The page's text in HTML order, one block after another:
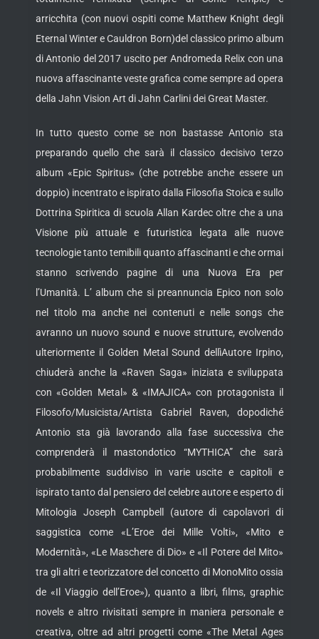
arricchita (con nuovi ospiti come Matthew Knight degli
Eternal Winter e Cauldron Born)del classico primo album
di Antonio del 2017 uscito per Andromeda Relix con una
nuova affascinante veste grafica come sempre ad opera
della Jahn Vision Art di Jahn Carlini dei Great Master.
In tutto questo come se non bastasse Antonio sta
preparando quello che sarà il classico decisivo terzo
album «Epic Spiritus» (che potrebbe anche essere un
doppio) incentrato e ispirato dalla Filosofia Stoica e sullo
Dottrina Spiritica di scuola Allan Kardec oltre che a una
Visione più attuale e futuristica legata alle nuove
tecnologie tanto temibili quanto affascinanti e che ormai
stanno scrivendo pagine di una Nuova Era per
l’Umanità. L’ album che si preannuncia Epico non solo
nel titolo ma anche nei contenuti e nelle songs che
avranno un nuovo sound e nuove strutture, evolvendo
ulteriormente il Golden Metal Sound dellìAutore Irpino,
chiuderà anche la «Raven Saga» iniziata e sviluppata
con «Golden Metal» & «IMAJICA» con protagonista il
Filosofo/Musicista/Artista Gabriel Raven, dopodiché
Antonio sta già lavorando alla fase successiva che
comprenderà il mastondotico “MYTHICA” che sarà
probabilmente suddiviso in varie uscite e capitoli e
ispirato tanto dal pensiero del celebre autore e esperto di
Mitologia Joseph Campbell (autore di capolavori di
saggistica come «L’Eroe dei Mille Volti», «Mito e
Modernità», «Le Maschere di Dio» e «Il Potere del Mito»
tra gli altri e teorizzatore del concetto di MonoMito ossia
de «Il Viaggio dell’Eroe»), quanto a libri, films, graphic
novels e altro rivisitati sempre in maniera personale e
creativa, oltre ad altri progetti come «The Metal Ages